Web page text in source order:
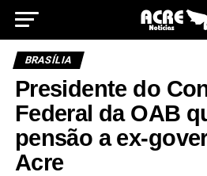
BRASÍLIA
Presidente do
Federal da OAB
pensão a ex-
Acre